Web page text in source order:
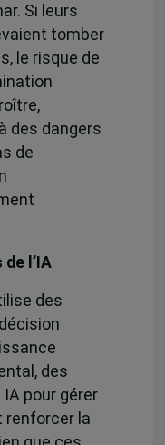
Si leurs
tomber
le risque de
des dangers
de
l’IA
des
des
pour gérer
renforcer la